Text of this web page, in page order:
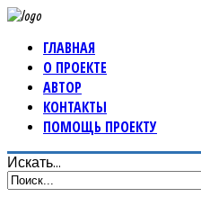
ГЛАВНАЯ
О ПРОЕКТЕ
АВТОР
КОНТАКТЫ
ПОМОЩЬ ПРОЕКТУ
Искать...